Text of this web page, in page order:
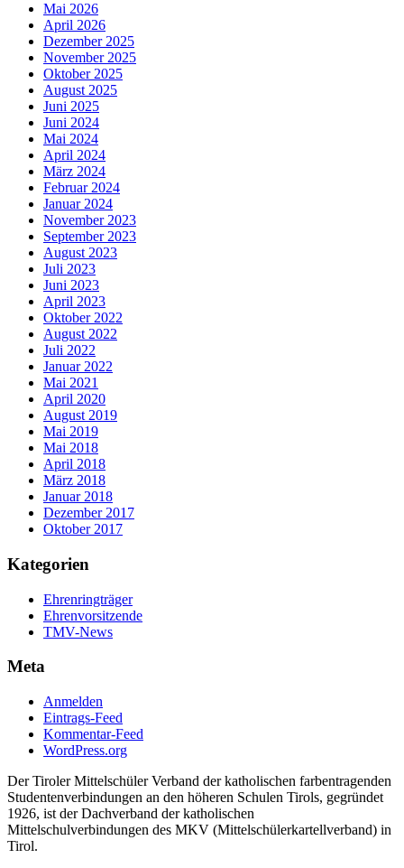
Mai 2026
April 2026
Dezember 2025
November 2025
Oktober 2025
August 2025
Juni 2025
Juni 2024
Mai 2024
April 2024
März 2024
Februar 2024
Januar 2024
November 2023
September 2023
August 2023
Juli 2023
Juni 2023
April 2023
Oktober 2022
August 2022
Juli 2022
Januar 2022
Mai 2021
April 2020
August 2019
Mai 2019
Mai 2018
April 2018
März 2018
Januar 2018
Dezember 2017
Oktober 2017
Kategorien
Ehrenringträger
Ehrenvorsitzende
TMV-News
Meta
Anmelden
Eintrags-Feed
Kommentar-Feed
WordPress.org
Der Tiroler Mittelschüler Verband der katholischen farbentragenden
Studentenverbindungen an den höheren Schulen Tirols, gegründet
1926, ist der Dachverband der katholischen
Mittelschulverbindungen des MKV (Mittelschülerkartellverband) in
Tirol.